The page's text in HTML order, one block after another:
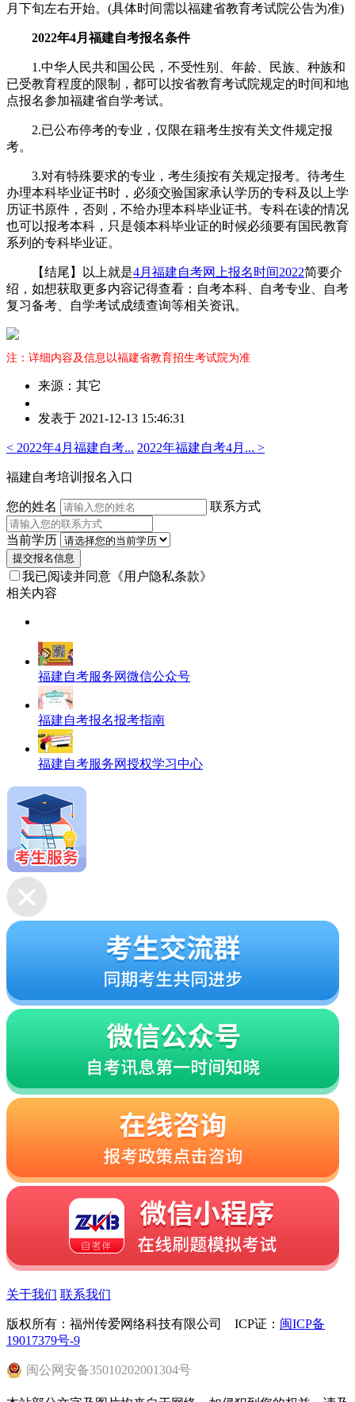
月下旬左右开始。(具体时间需以福建省教育考试院公告为准)
2022年4月福建自考报名条件
1.中华人民共和国公民，不受性别、年龄、民族、种族和
已受教育程度的限制，都可以按省教育考试院规定的时间和地
点报名参加福建省自学考试。
2.已公布停考的专业，仅限在籍考生按有关文件规定报
考。
3.对有特殊要求的专业，考生须按有关规定报考。待考生
办理本科毕业证书时，必须交验国家承认学历的专科及以上学
历证书原件，否则，不给办理本科毕业证书。专科在读的情况
也可以报考本科，只是领本科毕业证的时候必须要有国民教育
系列的专科毕业证。
【结尾】以上就是4月福建自考网上报名时间2022简要介
绍，如想获取更多内容记得查看：自考本科、自考专业、自考
复习备考、自学考试成绩查询等相关资讯。
注：详细内容及信息以福建省教育招生考试院为准
来源：其它
者：
老
师
发表于 2021-12-13 15:46:31
< 2022年4月福建自考... 2022年福建自考4月... >
福建自考培训报名入口
您的姓名 联系方式
当前学历
提交报名信息
我已阅读并同意 《用户隐私条款》
相关内容
福建自考服务网微信公众号
福建自考报名报考指南
福建自考服务网授权学习中心
关于我们 联系我们
版权所有：福州传爱网络科技有限公司 ICP证： 闽ICP备
19017379号-9
闽公网安备35010202001304号